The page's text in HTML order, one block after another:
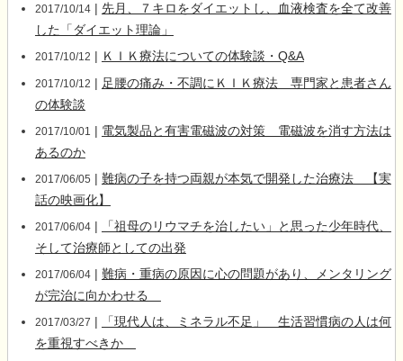
2017/10/14| 先月、７キロをダイエットし、血液検査を全て改善
した「ダイエット理論」
2017/10/12 | ＫＩＫ療法についての体験談・Q&A
2017/10/12 | 足腰の痛み・不調にＫＩＫ療法 専門家と患者さん
の体験談
2017/10/01 | 電気製品と有害電磁波の対策 電磁波を消す方法は
あるのか
2017/06/05 | 難病の子を持つ両親が本気で開発した治療法 【実
話の映画化】
2017/06/04|
「祖母のリウマチを治したい」と思った少年時代、
そして治療師としての出発
2017/06/04| 難病・重病の原因に心の問題があり、メンタリング
が完治に向かわせる
2017/03/27 |
「現代人は、ミネラル不足」 生活習慣病の人は何
を重視すべきか